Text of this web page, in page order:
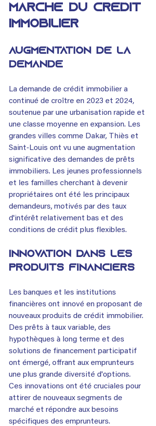
marché du crédit
immobilier
Augmentation de la
demande
La demande de crédit immobilier a
continué de croître en 2023 et 2024,
soutenue par une urbanisation rapide et
une classe moyenne en expansion. Les
grandes villes comme Dakar, Thiès et
Saint-Louis ont vu une augmentation
significative des demandes de prêts
immobiliers. Les jeunes professionnels
et les familles cherchant à devenir
propriétaires ont été les principaux
demandeurs, motivés par des taux
d'intérêt relativement bas et des
conditions de crédit plus flexibles.
Innovation dans les
produits financiers
Les banques et les institutions
financières ont innové en proposant de
nouveaux produits de crédit immobilier.
Des prêts à taux variable, des
hypothèques à long terme et des
solutions de financement participatif
ont émergé, offrant aux emprunteurs
une plus grande diversité d'options.
Ces innovations ont été cruciales pour
attirer de nouveaux segments de
marché et répondre aux besoins
spécifiques des emprunteurs.